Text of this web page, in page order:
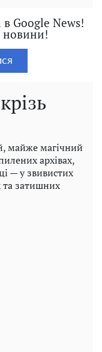
Google News!
новини!
майже магічний
архівах,
— у звивистих
та затишних